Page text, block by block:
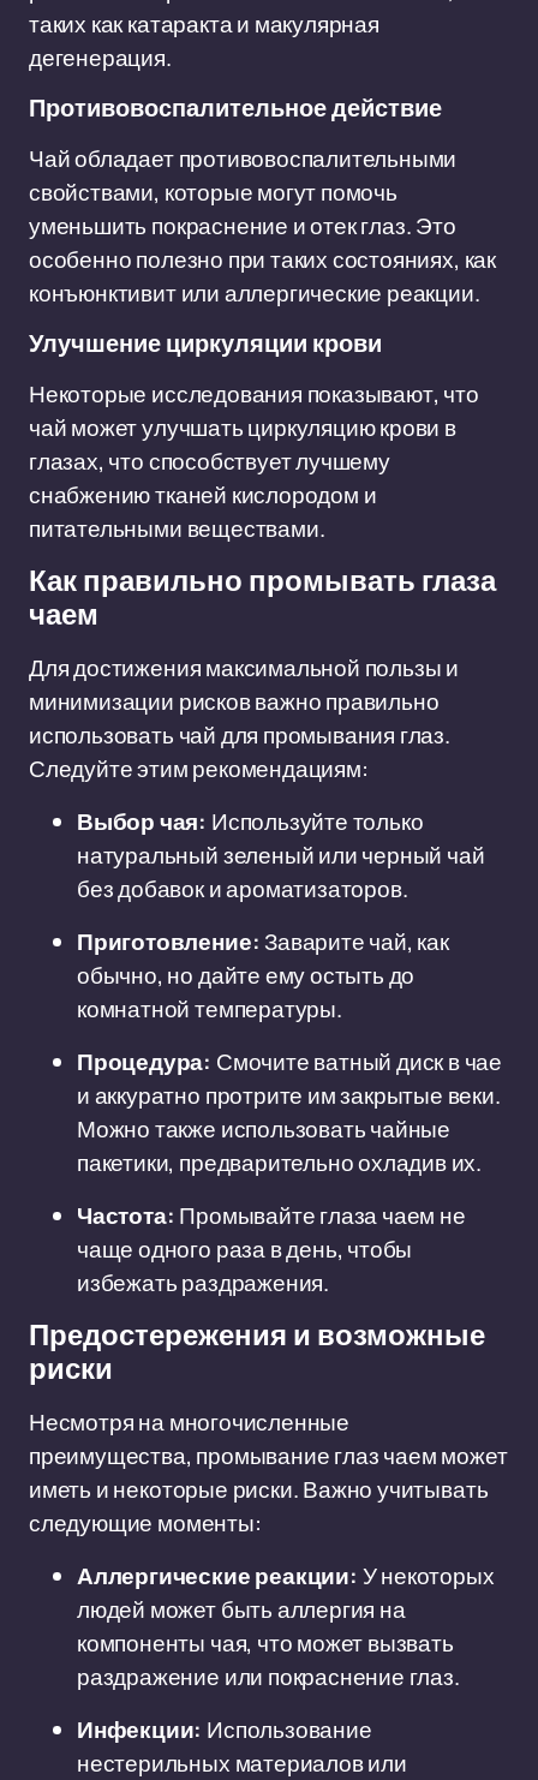
таких как катаракта и макулярная
дегенерация.
Противовоспалительное действие
Чай обладает противовоспалительными
свойствами, которые могут помочь
уменьшить покраснение и отек глаз. Это
особенно полезно при таких состояниях, как
конъюнктивит или аллергические реакции.
Улучшение циркуляции крови
Некоторые исследования показывают, что
чай может улучшать циркуляцию крови в
глазах, что способствует лучшему
снабжению тканей кислородом и
питательными веществами.
Как правильно промывать глаза
чаем
Для достижения максимальной пользы и
минимизации рисков важно правильно
использовать чай для промывания глаз.
Следуйте этим рекомендациям:
Выбор чая: Используйте только
натуральный зеленый или черный чай
без добавок и ароматизаторов.
Приготовление:Заварите чай, как
обычно, но дайте ему остыть до
комнатной температуры.
Процедура: Смочите ватный диск в чае
и аккуратно протрите им закрытые веки.
Можно также использовать чайные
пакетики, предварительно охладив их.
Частота: Промывайте глаза чаем не
чаще одного раза в день, чтобы
избежать раздражения.
Предостережения и возможные
риски
Несмотря на многочисленные
преимущества, промывание глаз чаем может
иметь и некоторые риски. Важно учитывать
следующие моменты:
Аллергические реакции: У некоторых
людей может быть аллергия на
компоненты чая, что может вызвать
раздражение или покраснение глаз.
Инфекции: Использование
нестерильных материалов или